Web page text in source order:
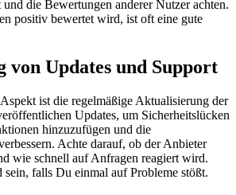
die Bewertungen anderer Nutzer achten.
positiv bewertet wird, ist oft eine gute
von Updates und Support
ist die regelmäßige Aktualisierung der
Updates, um Sicherheitslücken
hinzuzufügen und die
Achte darauf, ob der Anbieter
wie schnell auf Anfragen reagiert wird.
sein, falls Du einmal auf Probleme stößt.